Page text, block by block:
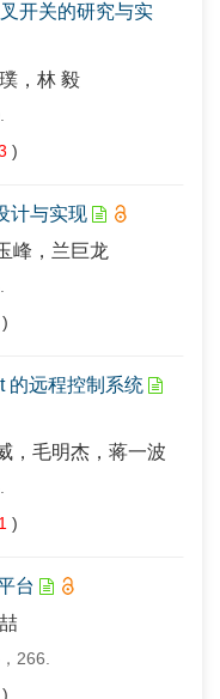
开关的研究与实
，林 毅
)
计与实现
峰，兰巨龙
)
的远程控制系统
，毛明杰，蒋一波
)
台
266.
)